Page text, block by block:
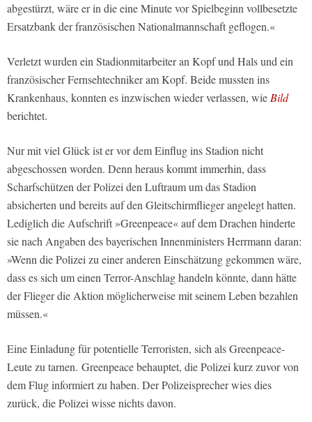
abgestürzt, wäre er in die eine Minute vor Spielbeginn vollbesetzte
Ersatzbank der französischen Nationalmannschaft geflogen.«
Verletzt wurden ein Stadionmitarbeiter an Kopf und Hals und ein
französischer Fernsehtechniker am Kopf. Beide mussten ins
Krankenhaus, konnten es inzwischen wieder verlassen, wie Bild
berichtet.
Nur mit viel Glück ist er vor dem Einflug ins Stadion nicht
abgeschossen worden. Denn heraus kommt immerhin, dass
Scharfschützen der Polizei den Luftraum um das Stadion
absicherten und bereits auf den Gleitschirmflieger angelegt hatten.
Lediglich die Aufschrift »Greenpeace« auf dem Drachen hinderte
sie nach Angaben des bayerischen Innenministers Herrmann daran:
»Wenn die Polizei zu einer anderen Einschätzung gekommen wäre,
dass es sich um einen Terror-Anschlag handeln könnte, dann hätte
der Flieger die Aktion möglicherweise mit seinem Leben bezahlen
müssen.«
Eine Einladung für potentielle Terroristen, sich als Greenpeace-
Leute zu tarnen. Greenpeace behauptet, die Polizei kurz zuvor von
dem Flug informiert zu haben. Der Polizeisprecher wies dies
zurück, die Polizei wisse nichts davon.